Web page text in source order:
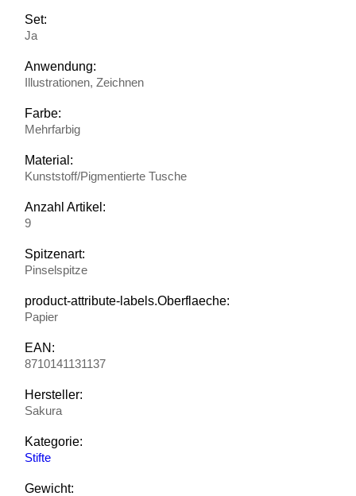
Set:
Ja
Anwendung:
Illustrationen, Zeichnen
Farbe:
Mehrfarbig
Material:
Kunststoff/Pigmentierte Tusche
Anzahl Artikel:
9
Spitzenart:
Pinselspitze
product-attribute-labels.Oberflaeche:
Papier
EAN:
8710141131137
Hersteller:
Sakura
Kategorie:
Stifte
Gewicht: